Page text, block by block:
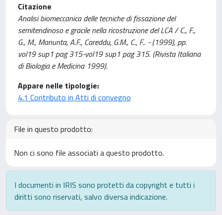
Citazione
Analisi biomeccanica delle tecniche di fissazione del
semitendinoso e gracile nella ricostruzione del LCA / C., F.,
G., M., Manunta, A.F., Careddu, G.M., C., F.. - (1999), pp.
vol19 sup1 pag 315-vol19 sup1 pag 315. (Rivista Italiana
di Biologia e Medicina 1999).
Appare nelle tipologie:
4.1 Contributo in Atti di convegno
File in questo prodotto:
Non ci sono file associati a questo prodotto.
I documenti in IRIS sono protetti da copyright e tutti i
diritti sono riservati, salvo diversa indicazione.